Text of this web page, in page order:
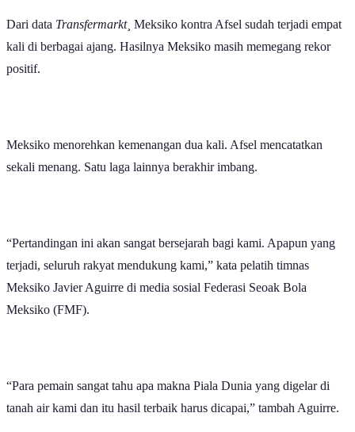
Dari data Transfermarkt¸ Meksiko kontra Afsel sudah terjadi empat
kali di berbagai ajang. Hasilnya Meksiko masih memegang rekor
positif.
Meksiko menorehkan kemenangan dua kali. Afsel mencatatkan
sekali menang. Satu laga lainnya berakhir imbang.
“Pertandingan ini akan sangat bersejarah bagi kami. Apapun yang
terjadi, seluruh rakyat mendukung kami,” kata pelatih timnas
Meksiko Javier Aguirre di media sosial Federasi Seoak Bola
Meksiko (FMF).
“Para pemain sangat tahu apa makna Piala Dunia yang digelar di
tanah air kami dan itu hasil terbaik harus dicapai,” tambah Aguirre.